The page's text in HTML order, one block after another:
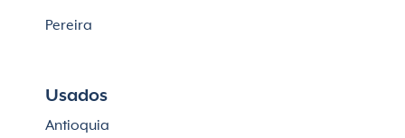
Pereira
Usados
Antioquia